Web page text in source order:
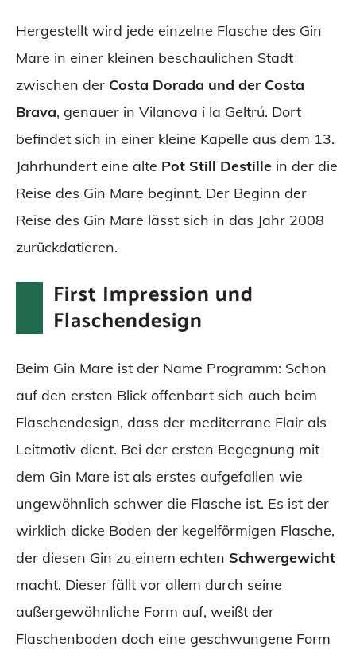
Hergestellt wird jede einzelne Flasche des Gin
Mare in einer kleinen beschaulichen Stadt
zwischen der Costa Dorada und der Costa
Brava, genauer in Vilanova i la Geltrú. Dort
befindet sich in einer kleine Kapelle aus dem 13.
Jahrhundert eine alte Pot Still Destille in der die
Reise des Gin Mare beginnt. Der Beginn der
Reise des Gin Mare lässt sich in das Jahr 2008
zurückdatieren.
First Impression und
Flaschendesign
Beim Gin Mare ist der Name Programm: Schon
auf den ersten Blick offenbart sich auch beim
Flaschendesign, dass der mediterrane Flair als
Leitmotiv dient. Bei der ersten Begegnung mit
dem Gin Mare ist als erstes aufgefallen wie
ungewöhnlich schwer die Flasche ist. Es ist der
wirklich dicke Boden der kegelförmigen Flasche,
der diesen Gin zu einem echten Schwergewicht
macht. Dieser fällt vor allem durch seine
außergewöhnliche Form auf, weißt der
Flaschenboden doch eine geschwungene Form